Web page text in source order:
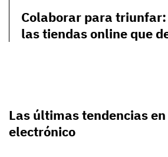
Colaborar para
las tiendas online que
Las últimas tendencias
electrónico